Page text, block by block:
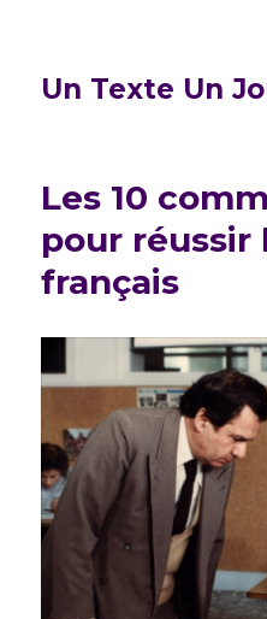
Un Texte Un
Les 10
pour réussir
français